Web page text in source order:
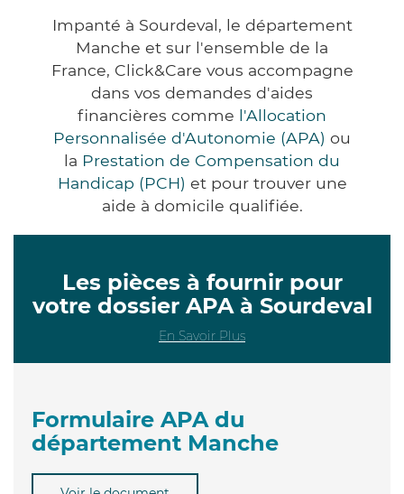
Impanté à Sourdeval, le département
Manche et sur l'ensemble de la
France, Click&Care vous accompagne
dans vos demandes d'aides
financières comme l'Allocation
Personnalisée d'Autonomie (APA) ou
la Prestation de Compensation du
Handicap (PCH) et pour trouver une
aide à domicile qualifiée.
Les pièces à fournir pour
votre dossier APA à Sourdeval
En Savoir Plus
Formulaire APA du
département Manche